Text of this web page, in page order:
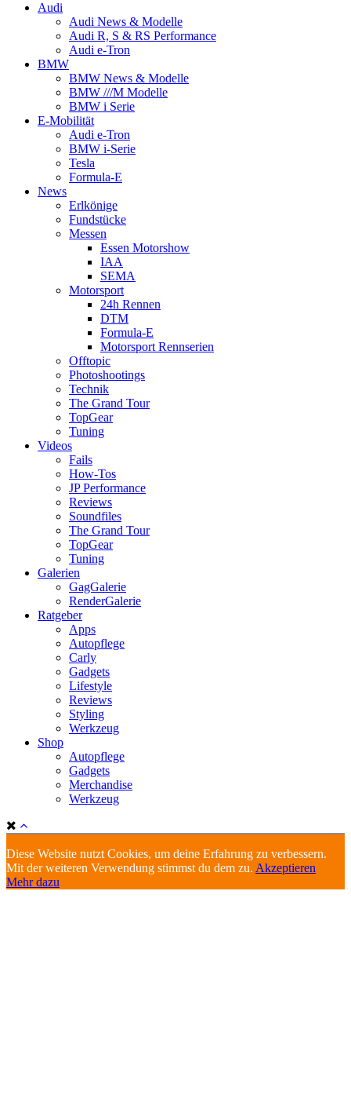
Audi
Audi News & Modelle
Audi R, S & RS Performance
Audi e-Tron
BMW
BMW News & Modelle
BMW ///M Modelle
BMW i Serie
E-Mobilität
Audi e-Tron
BMW i-Serie
Tesla
Formula-E
News
Erlkönige
Fundstücke
Messen
Essen Motorshow
IAA
SEMA
Motorsport
24h Rennen
DTM
Formula-E
Motorsport Rennserien
Offtopic
Photoshootings
Technik
The Grand Tour
TopGear
Tuning
Videos
Fails
How-Tos
JP Performance
Reviews
Soundfiles
The Grand Tour
TopGear
Tuning
Galerien
GagGalerie
RenderGalerie
Ratgeber
Apps
Autopflege
Carly
Gadgets
Lifestyle
Reviews
Styling
Werkzeug
Shop
Autopflege
Gadgets
Merchandise
Werkzeug
Diese Website nutzt Cookies, um deine Erfahrung zu verbessern.
Mit der weiteren Verwendung stimmst du dem zu. Akzeptieren
Mehr dazu